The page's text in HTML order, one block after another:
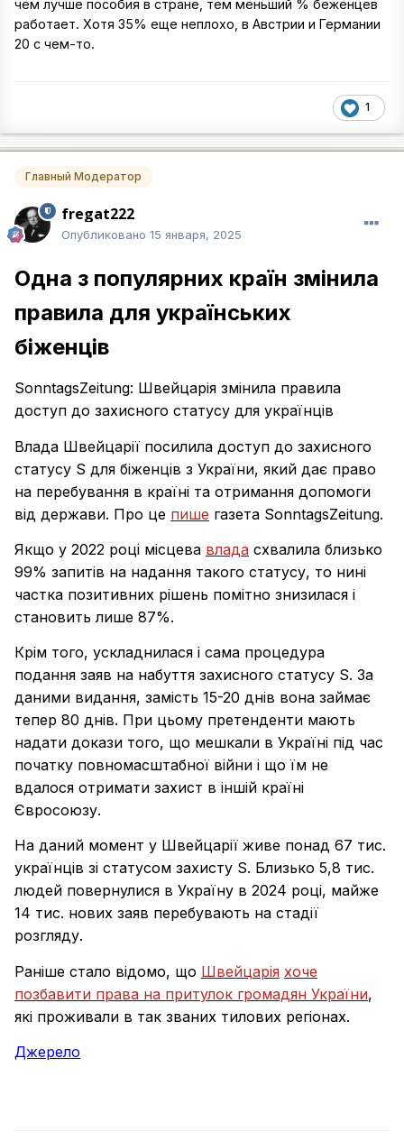
чем лучше пособия в стране, тем меньший % беженцев
работает. Хотя 35% еще неплохо, в Австрии и Германии
20 с чем-то.
1
Главный Модератор
fregat222
Опубликовано 15 января, 2025
Одна з популярних країн змінила
правила для українських
біженців
SonntagsZeitung: Швейцарія змінила правила
доступ до захисного статусу для українців
Влада Швейцарії посилила доступ до захисного
статусу S для біженців з України, який дає право
на перебування в країні та отримання допомоги
від держави. Про це пише газета SonntagsZeitung.
Якщо у 2022 році місцева влада схвалила близько
99% запитів на надання такого статусу, то нині
частка позитивних рішень помітно знизилася і
становить лише 87%.
Крім того, ускладнилася і сама процедура
подання заяв на набуття захисного статусу S. За
даними видання, замість 15-20 днів вона займає
тепер 80 днів. При цьому претенденти мають
надати докази того, що мешкали в Україні під час
початку повномасштабної війни і що їм не
вдалося отримати захист в іншій країні
Євросоюзу.
На даний момент у Швейцарії живе понад 67 тис.
українців зі статусом захисту S. Близько 5,8 тис.
людей повернулися в Україну в 2024 році, майже
14 тис. нових заяв перебувають на стадії
розгляду.
Раніше стало відомо, що Швейцарія хоче
позбавити права на притулок громадян України,
які проживали в так званих тилових регіонах.
Джерело